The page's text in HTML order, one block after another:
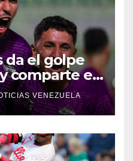
da el golpe
comparte el
VENEZUELA